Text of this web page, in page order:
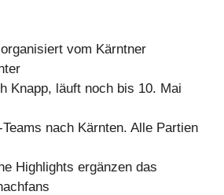
vom Kärntner
Knapp, läuft noch bis 10. Mai
nach Kärnten. Alle Partien
Highlights ergänzen das